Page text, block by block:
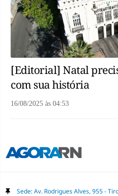
[Editorial] Natal
com sua história
16/08/2025 às 04:53
Sede: Av. Rodrigues Alves, 955 -